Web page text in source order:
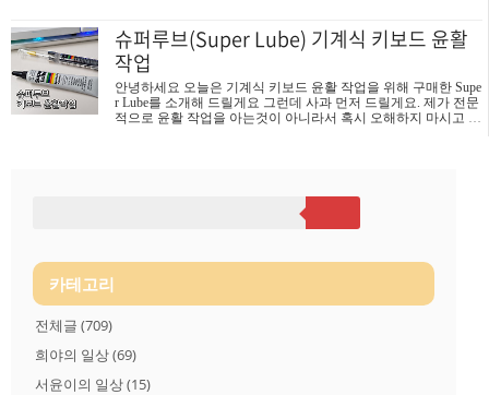
니다. 1. 무선 충전을 지원할 것 2. 휴대성을 높이기 위해 배터리
용량은 10000mAh 미만일 것 3. 색상은 블랙 이 기준으로 국내 쇼
핑몰을 뒤졌지만 제가 원하는 제품은 없었습니다. 많이 사용하는
샤오미 무선충전 보조배터리가 좋아 보였지만 크기도 컸고 무게
도 상당해 구매를 망설이던 차에 중국 쪽 쇼핑몰에서 JLW-W80
라는 제품을 찾아 구매..
슈퍼루브(Super Lube) 기계식 키보드 윤활
작업
안녕하세요 오늘은 기계식 키보드 윤활 작업을 위해 구매한 Supe
r Lube를 소개해 드릴게요 그런데 사과 먼저 드릴게요. 제가 전문
적으로 윤활 작업을 아는것이 아니라서 혹시 오해하지 마시고 제
나뉘는데 풀 윤활 작업은 키 스위치 안에 슬라이드와 스프링 등
부품 하나하나 완전히 분리해 윤활 붓질을 해야 하기 때문에 시
간과 노력이 상당히 소비됩니다. 그래서 저처럼 경험이 없는 분
카테고리
전체글 (709)
희야의 일상(69)
서윤이의 일상(15)